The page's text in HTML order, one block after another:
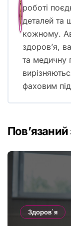
роботі
деталей та
кожному.
здоров’я,
та медичну
фаховим
Пов’язаний
Здоров`я